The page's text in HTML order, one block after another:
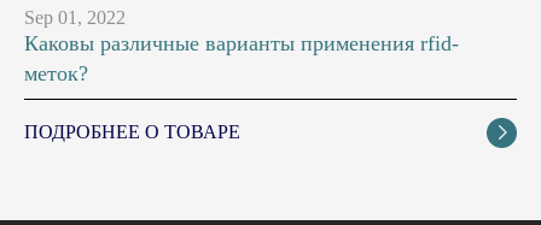
Sep 01, 2022
Каковы различные варианты применения rfid-
меток?
ПОДРОБНЕЕ О ТОВАРЕ 